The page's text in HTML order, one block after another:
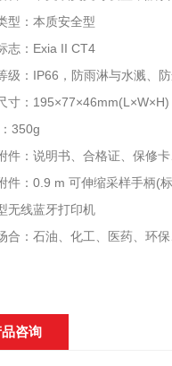
型：本质安全型
志：Exia II CT4
级：IP66，防雨淋与水溅、
寸：195×77×46mm(L×W×H)
350g
件：说明书、合格证、保修
件：0.9 m 可伸缩采样手柄(
无线蓝牙打印机
合：石油、化工、医药、环
咨询